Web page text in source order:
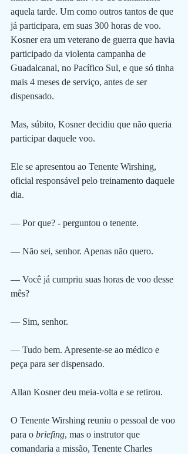
aquela tarde. Um como outros tantos de que
já participara, em suas 300 horas de voo.
Kosner era um veterano de guerra que havia
participado da violenta campanha de
Guadalcanal, no Pacífico Sul, e que só tinha
mais 4 meses de serviço, antes de ser
dispensado.
Mas, súbito, Kosner decidiu que não queria
participar daquele voo.
Ele se apresentou ao Tenente Wirshing,
oficial responsável pelo treinamento daquele
dia.
— Por que? - perguntou o tenente.
— Não sei, senhor. Apenas não quero.
— Você já cumpriu suas horas de voo desse
mês?
— Sim, senhor.
— Tudo bem. Apresente-se ao médico e
peça para ser dispensado.
Allan Kosner deu meia-volta e se retirou.
O Tenente Wirshing reuniu o pessoal de voo
para o briefing, mas o instrutor que
comandaria a missão, Tenente Charles